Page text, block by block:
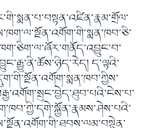
ད་ལྟའི་